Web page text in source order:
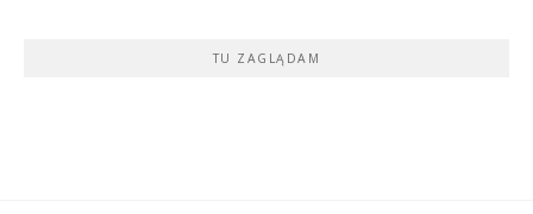
TU ZAGLĄDAM